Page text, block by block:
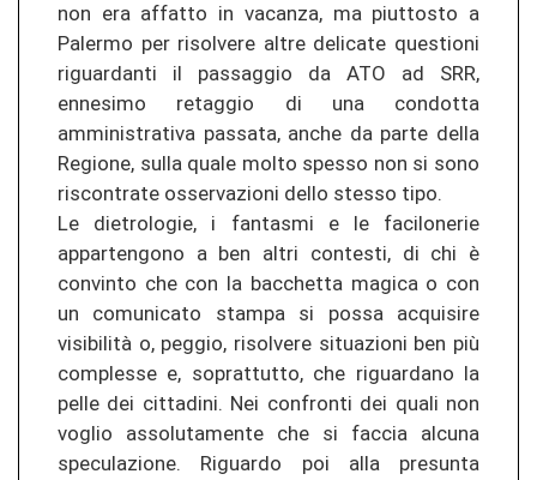
non era affatto in vacanza, ma piuttosto a
Palermo per risolvere altre delicate questioni
riguardanti il passaggio da ATO ad SRR,
ennesimo retaggio di una condotta
amministrativa passata, anche da parte della
Regione, sulla quale molto spesso non si sono
riscontrate osservazioni dello stesso tipo.
Le dietrologie, i fantasmi e le facilonerie
appartengono a ben altri contesti, di chi è
convinto che con la bacchetta magica o con
un comunicato stampa si possa acquisire
visibilità o, peggio, risolvere situazioni ben più
complesse e, soprattutto, che riguardano la
pelle dei cittadini. Nei confronti dei quali non
voglio assolutamente che si faccia alcuna
speculazione. Riguardo poi alla presunta